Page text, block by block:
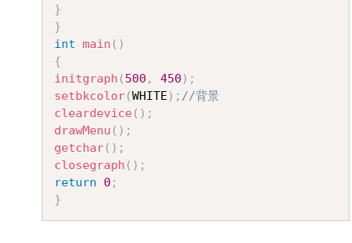
}
}
int main ( )
{
initgraph ( 500 , 450 ) ;
setbkcolor(WHITE ) ; //背景
cleardevice( ) ;
drawMenu ( ) ;
getchar( ) ;
closegraph ( ) ;
return
0 ;
}